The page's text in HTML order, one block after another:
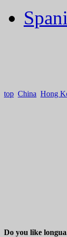
top China Hong
Do you like